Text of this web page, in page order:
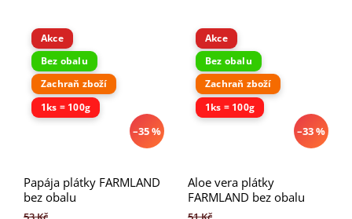
Akce
Bez obalu
Zachraň zboží
1ks = 100g
–35 %
Papája plátky FARMLAND
bez obalu
Akce
Bez obalu
Zachraň zboží
1ks = 100g
–33 %
Aloe vera plátky
FARMLAND bez obalu